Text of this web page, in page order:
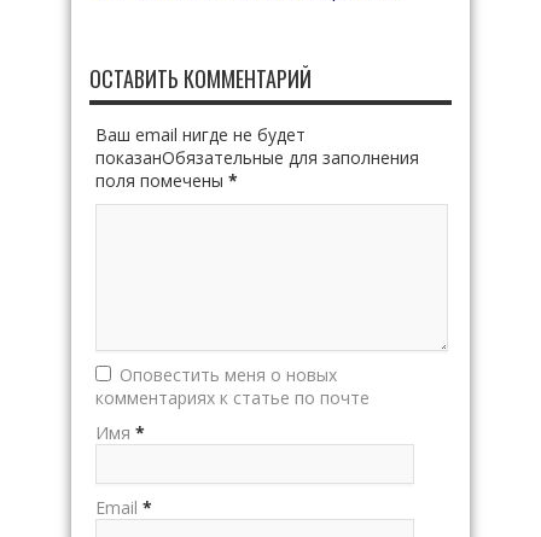
ОСТАВИТЬ КОММЕНТАРИЙ
Ваш email нигде не будет
показанОбязательные для заполнения
поля помечены *
Оповестить меня о новых
комментариях к статье по почте
Имя *
Email *